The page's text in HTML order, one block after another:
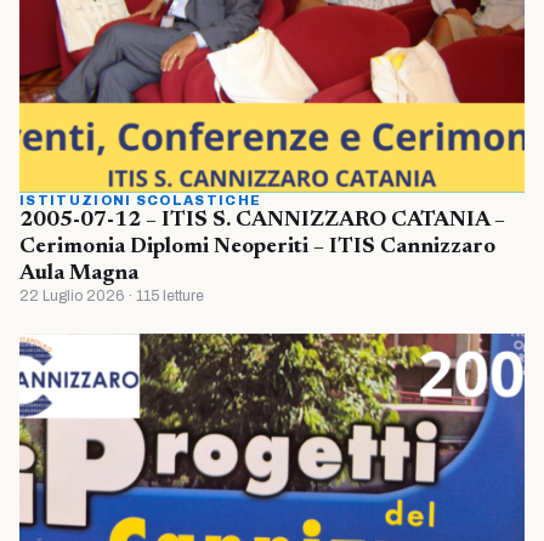
ISTITUZIONI SCOLASTICHE
2005-07-12 – ITIS S. CANNIZZARO CATANIA –
Cerimonia Diplomi Neoperiti – ITIS Cannizzaro
Aula Magna
22 Luglio 2026 · 115 letture